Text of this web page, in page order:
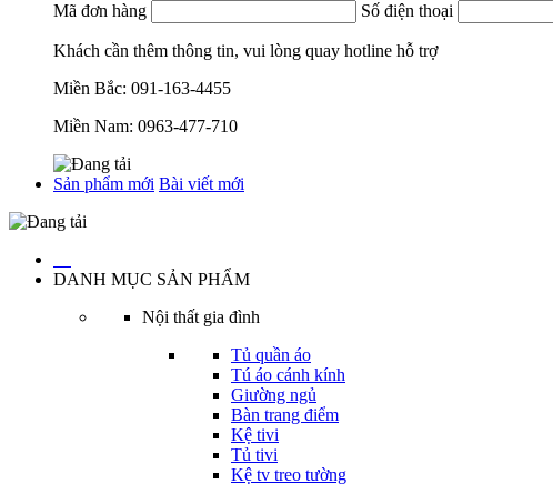
Mã đơn hàng
Số điện thoại
Khách cần thêm thông tin, vui lòng quay hotline hỗ trợ
Miền Bắc: 091-163-4455
Miền Nam: 0963-477-710
Sản phẩm mới Bài viết mới
DANH MỤC SẢN PHẨM
Nội thất gia đình
Tủ quần áo
Tú áo cánh kính
Giường ngủ
Bàn trang điểm
Kệ tivi
Tủ tivi
Kệ tv treo tường